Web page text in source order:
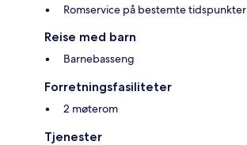
Romservice på bestemte tidspunkter
Reise med barn
Barnebasseng
Forretningsfasiliteter
2 møterom
Tjenester